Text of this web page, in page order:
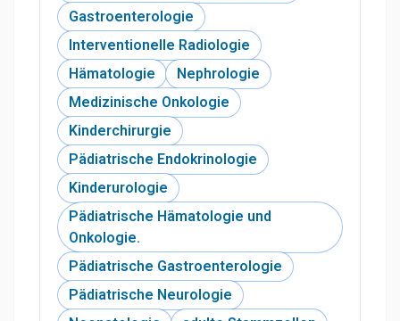
Gastroenterologie
Interventionelle Radiologie
Hämatologie
Nephrologie
Medizinische Onkologie
Kinderchirurgie
Pädiatrische Endokrinologie
Kinderurologie
Pädiatrische Hämatologie und
Onkologie.
Pädiatrische Gastroenterologie
Pädiatrische Neurologie